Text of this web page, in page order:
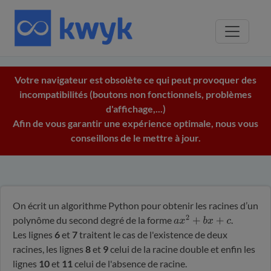
Votre navigateur est obsolète ce qui peut provoquer des
incompatibilités (boutons non fonctionnels, problèmes
d'affichage,...)
Afin de vous garantir une expérience optimale, nous vous
conseillons de le mettre à jour.
On écrit un algorithme Python pour obtenir les racines d’un
polynôme du second degré de la formeax2+bx+c
Les lignes 6et 7traitent le cas de l'existence de deux
racines, les lignes 8et 9celui de la racine double et enfin les
lignes 10et 11 celui de l'absence de racine.